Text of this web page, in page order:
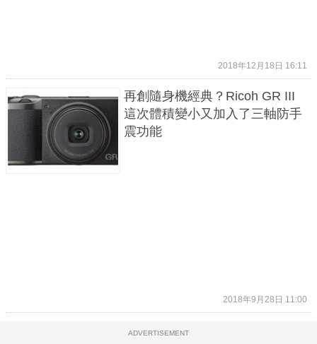
2018年12月18日 16:11
再創隨身機經典？Ricoh GR III
這次體積變小又加入了三軸防手
震功能
2018年9月28日 11:00
ADVERTISEMENT